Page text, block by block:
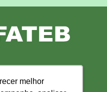
melhor
melhor